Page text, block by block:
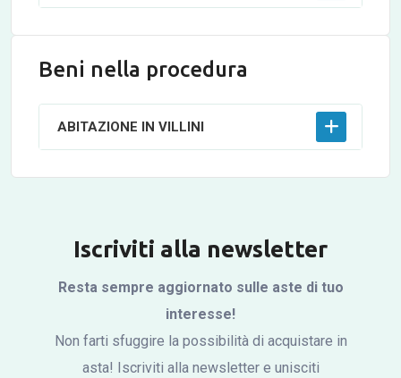
Beni nella procedura
ABITAZIONE IN VILLINI
Iscriviti alla newsletter
Resta sempre aggiornato sulle aste di tuo
interesse!
Non farti sfuggire la possibilità di acquistare in
asta! Iscriviti alla newsletter e unisciti